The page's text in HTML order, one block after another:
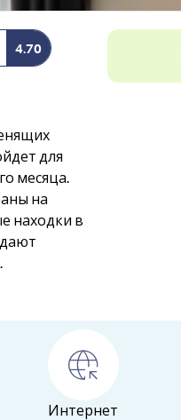
4.70
для
месяца.
на
находки в
Интернет